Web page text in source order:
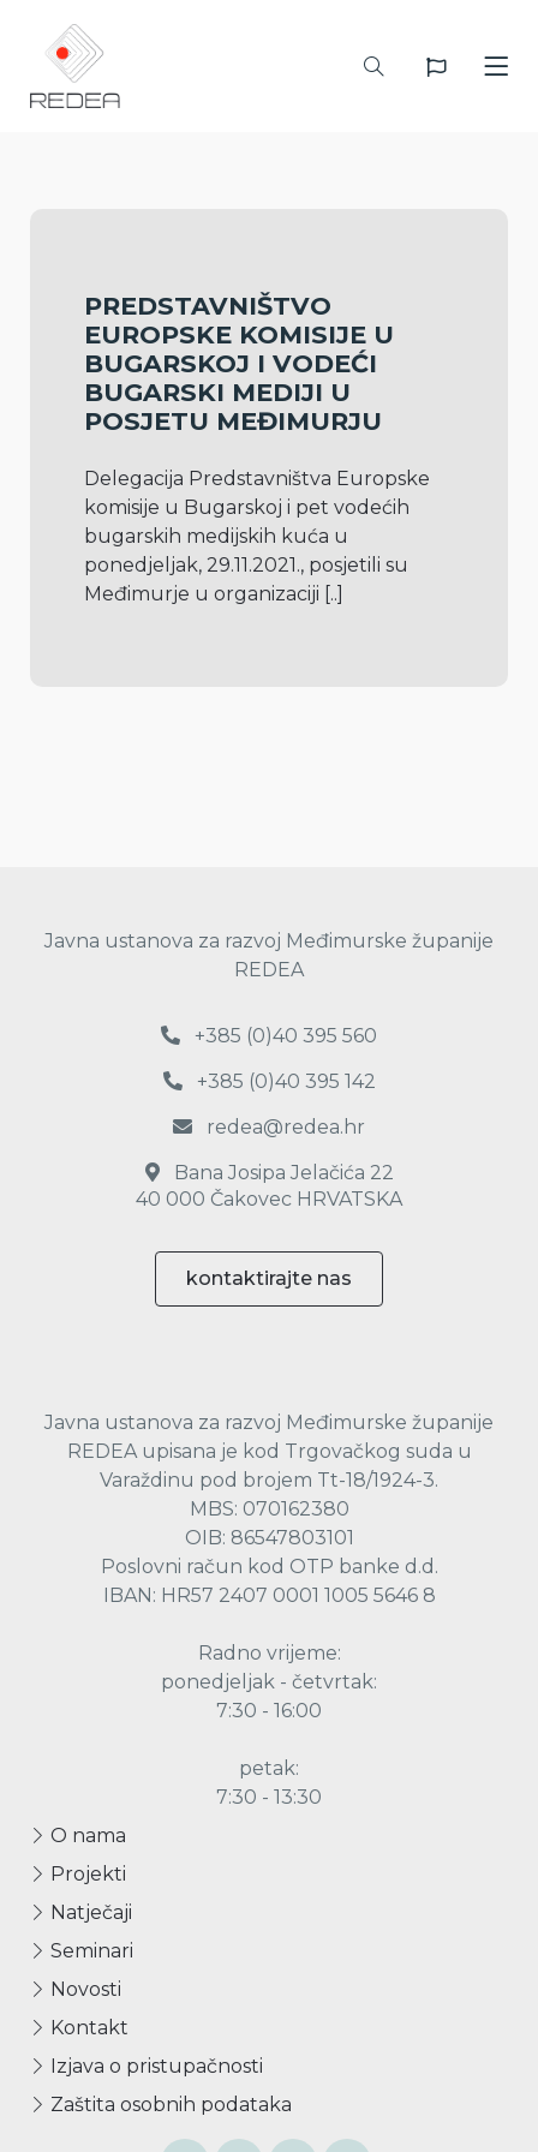
PREDSTAVNIŠTVO
EUROPSKE KOMISIJE U
BUGARSKOJ I VODEĆI
BUGARSKI MEDIJI U
POSJETU MEĐIMURJU
Delegacija Predstavništva Europske
komisije u Bugarskoj i pet vodećih
bugarskih medijskih kuća u
ponedjeljak, 29.11.2021., posjetili su
Međimurje u organizaciji [..]
Javna ustanova za razvoj Međimurske županije
REDEA
+385 (0)40 395 560
+385 (0)40 395 142
redea@redea.hr
Bana Josipa Jelačića 22
40 000 Čakovec HRVATSKA
kontaktirajte nas
Javna ustanova za razvoj Međimurske županije
REDEA upisana je kod Trgovačkog suda u
Varaždinu pod brojem Tt-18/1924-3.
MBS: 070162380
OIB: 86547803101
Poslovni račun kod OTP banke d.d.
IBAN: HR57 2407 0001 1005 5646 8
Radno vrijeme:
ponedjeljak - četvrtak:
7:30 - 16:00
petak:
7:30 - 13:30
O nama
Projekti
Natječaji
Seminari
Novosti
Kontakt
Izjava o pristupačnosti
Zaštita osobnih podataka